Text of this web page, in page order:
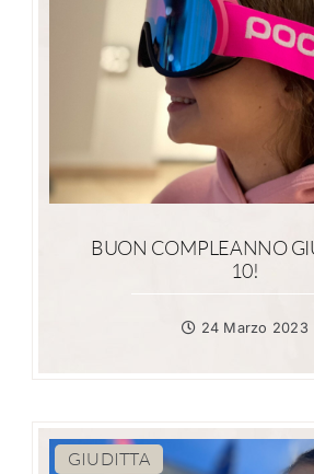
BUON COMPLEANNO
10!
24 Marzo 2023
GIUDITTA